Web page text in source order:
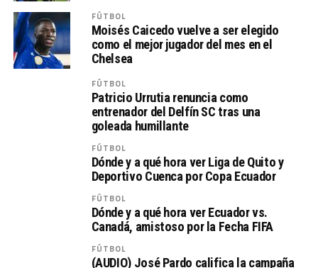
FÚTBOL
Moisés Caicedo vuelve a ser elegido
como el mejor jugador del mes en el
Chelsea
FÚTBOL
Patricio Urrutia renuncia como
entrenador del Delfín SC tras una
goleada humillante
FÚTBOL
Dónde y a qué hora ver Liga de Quito y
Deportivo Cuenca por Copa Ecuador
FÚTBOL
Dónde y a qué hora ver Ecuador vs.
Canadá, amistoso por la Fecha FIFA
FÚTBOL
(AUDIO) José Pardo califica la campaña